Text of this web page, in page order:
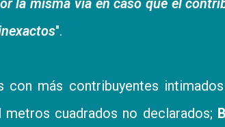
".
con más contribuyentes
cuadrados no declarados;